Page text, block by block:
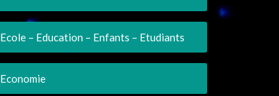
Ecole – Education – Enfants – Etudiants
Economie